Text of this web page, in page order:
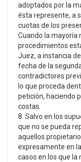
adoptados por la
ésta represente, a
cuotas de los
Cuando la mayoría
procedimientos
Juez, a instancia
fecha de la
contradictores
lo que proceda
petición, haciendo
costas.
8. Salvo en los
que no se pueda
aquellos
expresamente en
casos en los que